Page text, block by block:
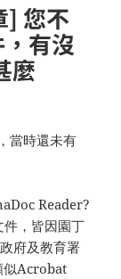
] 您不
有沒
麼
當時還未有
Reader?
，皆因園丁
府及教育署
似Acrobat